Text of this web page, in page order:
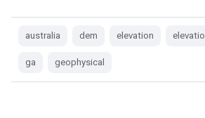
australia dem elevation
ga geophysical